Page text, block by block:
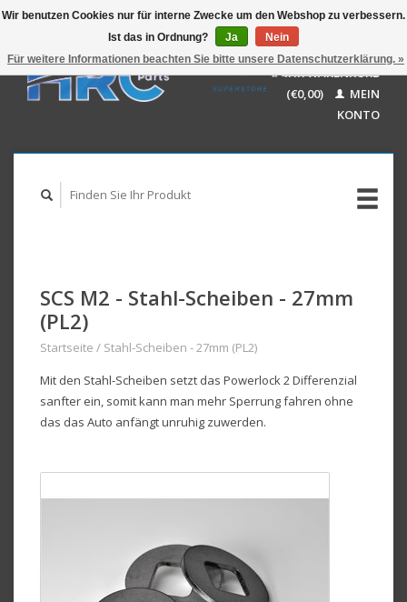
GBP
USD
AUD
Deutsch
English
IHR WARENKORB
(€0,00)
MEIN
KONTO
SCS M2 - Stahl-Scheiben - 27mm
(PL2)
Startseite / Stahl-Scheiben - 27mm (PL2)
Mit den Stahl-Scheiben setzt das Powerlock 2 Differenzial
sanfter ein, somit kann man mehr Sperrung fahren ohne
das das Auto anfängt unruhig zuwerden.
Wir benutzen Cookies nur für interne Zwecke um den Webshop zu verbessern.
Ist das in Ordnung?
Ja
Nein
Für weitere Informationen beachten Sie bitte unsere Datenschutzerklärung. »